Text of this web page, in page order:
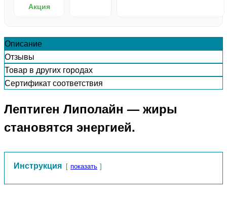
Акция
Описание
Отзывы
Товар в других городах
Сертификат соответствия
Лептиген Липолайн — жиры
становятся энергией.
Инструкция показать